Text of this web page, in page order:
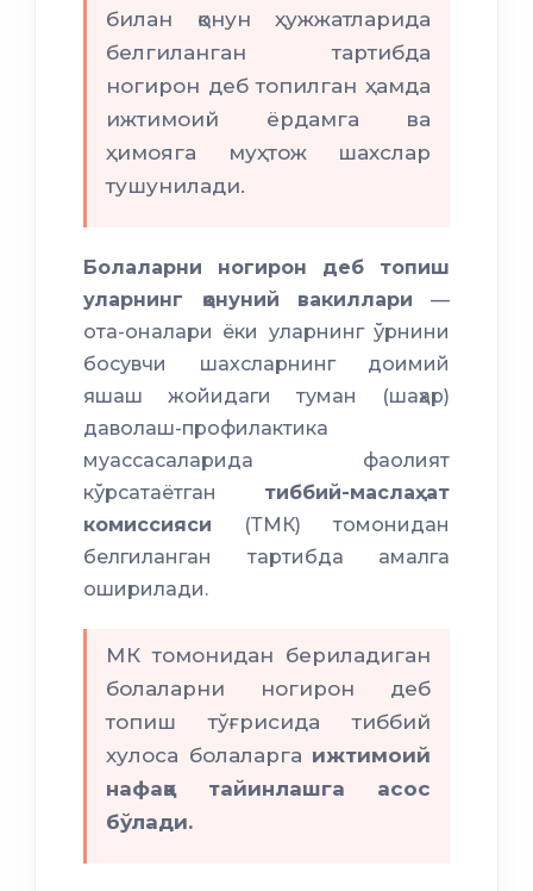
билан қонун ҳужжатларида
белгиланган тартибда
ногирон деб топилган ҳамда
ижтимоий ёрдамга ва
ҳимояга муҳтож шахслар
тушунилади.
Болаларни ногирон деб топиш
уларнинг қонуний вакиллари —
ота-оналари ёки уларнинг ўрнини
босувчи шахсларнинг доимий
яшаш жойидаги туман (шаҳар)
даволаш-профилактика
муассасаларида фаолият
кўрсатаётган тиббий-маслаҳат
комиссияси (ТМК) томонидан
белгиланган тартибда амалга
оширилади.
МК томонидан бериладиган
болаларни ногирон деб
топиш тўғрисида тиббий
хулоса болаларга ижтимоий
нафақа тайинлашга асос
бўлади.